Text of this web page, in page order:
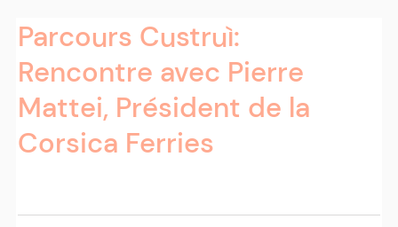
Parcours Custruì:
Rencontre avec Pierre
Mattei, Président de la
Corsica Ferries